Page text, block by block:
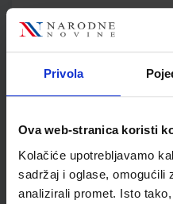
Privola
Ova web-stranica koristi
Kolačiće upotrebljavamo
sadržaj i oglase, omogućili
analizirali promet. Isto
Udžbenik
MIŠOLOVKA 1; udžbenik iz
Nakladnik:UDŽBENIK.HR d.o.o.
SKU: 567004